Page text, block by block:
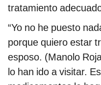
tratamiento
“Yo no he puesto
porque quiero estar
esposo. (Manolo
lo han ido a visitar.